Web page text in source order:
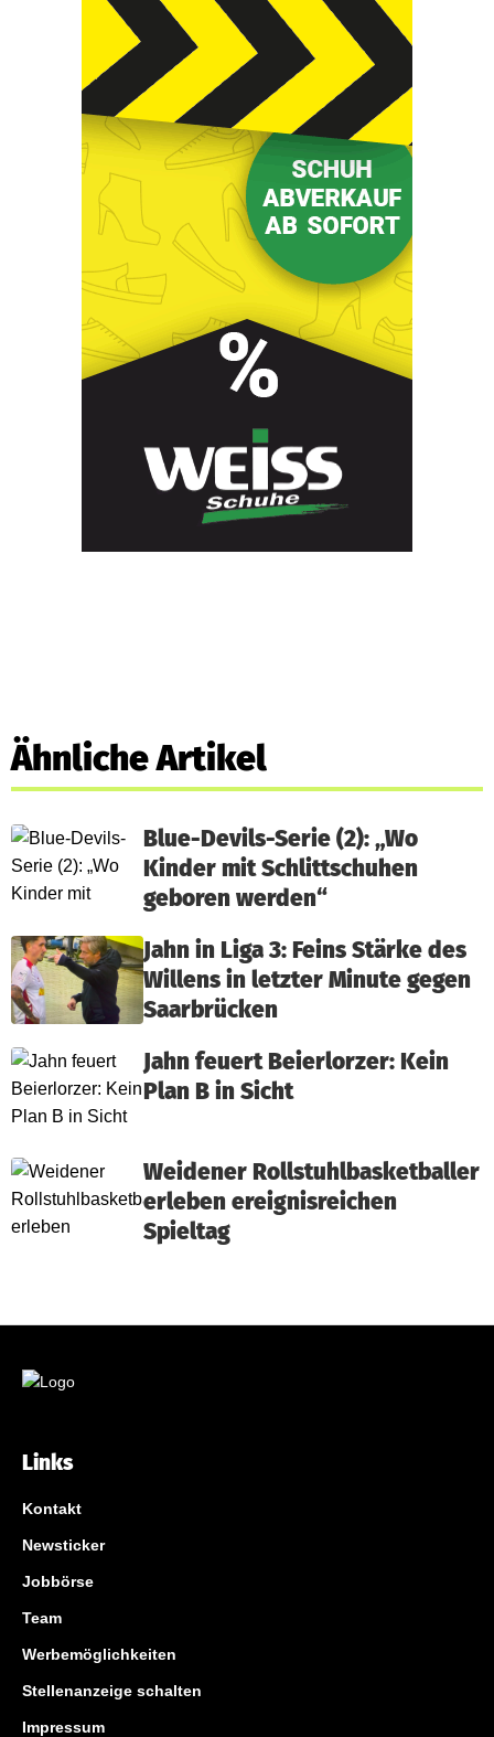
Ähnliche Artikel
Blue-Devils-Serie (2): „Wo
Kinder mit Schlittschuhen
geboren werden“
Jahn in Liga 3: Feins Stärke des
Willens in letzter Minute gegen
Saarbrücken
Jahn feuert Beierlorzer: Kein
Plan B in Sicht
Weidener Rollstuhlbasketballer
erleben ereignisreichen
Spieltag
Links
Kontakt
Newsticker
Jobbörse
Team
Werbemöglichkeiten
Stellenanzeige schalten
Impressum